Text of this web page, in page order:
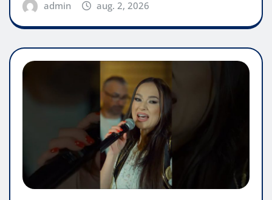
admin aug. 2, 2026